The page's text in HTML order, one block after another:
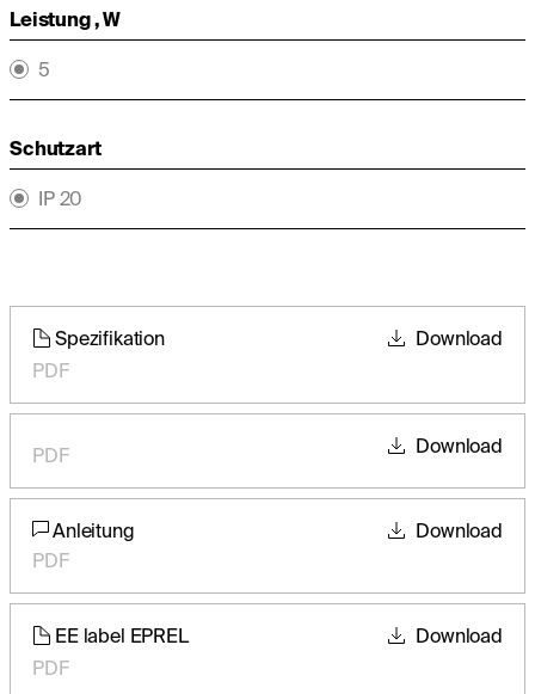
Leistung , W
5
Schutzart
IP 20
Spezifikation
PDF
Download
PDF Download
Anleitung
PDF
Download
EE label EPREL
PDF
Download